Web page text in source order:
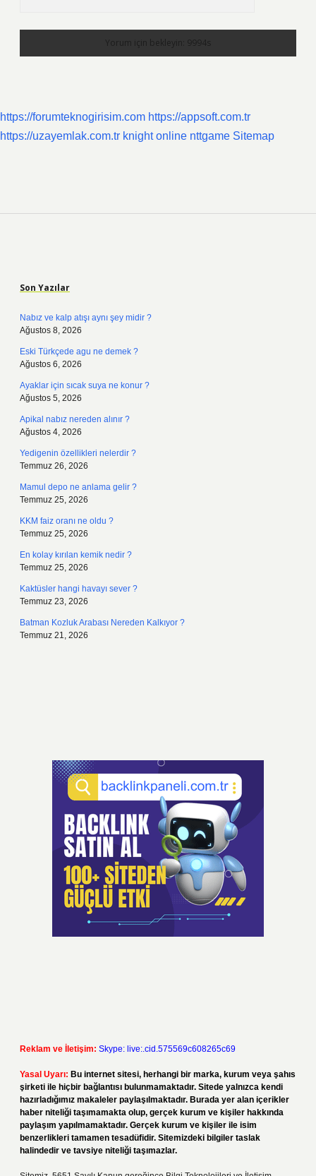
https://forumteknogirisim.com https://appsoft.com.tr
https://uzayemlak.com.tr knight online nttgame Sitemap
Son Yazılar
Nabız ve kalp atışı aynı şey midir ?
Ağustos 8, 2026
Eski Türkçede agu ne demek ?
Ağustos 6, 2026
Ayaklar için sıcak suya ne konur ?
Ağustos 5, 2026
Apikal nabız nereden alınır ?
Ağustos 4, 2026
Yedigenin özellikleri nelerdir ?
Temmuz 26, 2026
Mamul depo ne anlama gelir ?
Temmuz 25, 2026
KKM faiz oranı ne oldu ?
Temmuz 25, 2026
En kolay kırılan kemik nedir ?
Temmuz 25, 2026
Kaktüsler hangi havayı sever ?
Temmuz 23, 2026
Batman Kozluk Arabası Nereden Kalkıyor ?
Temmuz 21, 2026
Reklam ve İletişim: Skype: live:.cid.575569c608265c69
Yasal Uyarı: Bu internet sitesi, herhangi bir marka, kurum veya şahıs
şirketi ile hiçbir bağlantısı bulunmamaktadır. Sitede yalnızca kendi
hazırladığımız makaleler paylaşılmaktadır. Burada yer alan içerikler
haber niteliği taşımamakta olup, gerçek kurum ve kişiler hakkında
paylaşım yapılmamaktadır. Gerçek kurum ve kişiler ile isim
benzerlikleri tamamen tesadüfidir. Sitemizdeki bilgiler taslak
halindedir ve tavsiye niteliği taşımazlar.